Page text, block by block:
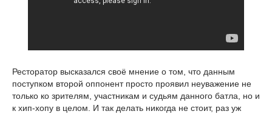
Ресторатор высказался своё мнение о том, что данным
поступком второй оппонент просто проявил неуважение не
только ко зрителям, участникам и судьям данного батла, но и
к хип-хопу в целом. И так делать никогда не стоит, раз уж